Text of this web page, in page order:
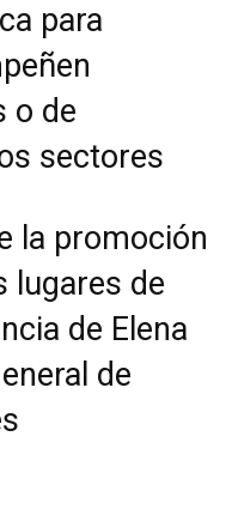
para
o de
sectores
la promoción
lugares de
de Elena
de